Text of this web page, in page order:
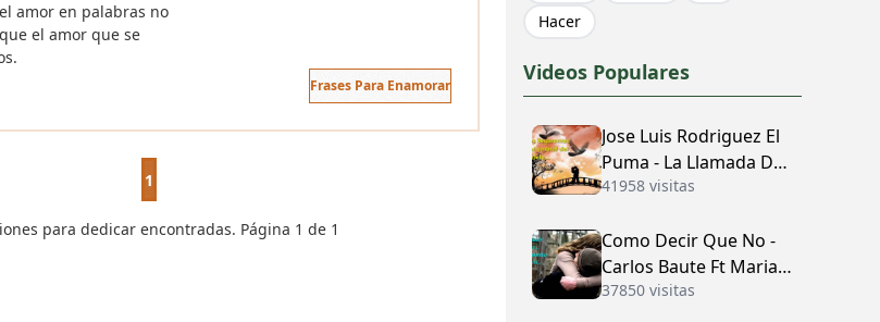
amor en palabras no
el amor que se
Frases Para Enamorar
1
para dedicar encontradas. Página 1 de 1
Hacer
Videos Populares
Jose Luis Rodriguez El
Puma - La Llamada Del
Amor (con Letra)
41958 visitas
Como Decir Que No -
Carlos Baute Ft Maria
José (con Letra)
37850 visitas